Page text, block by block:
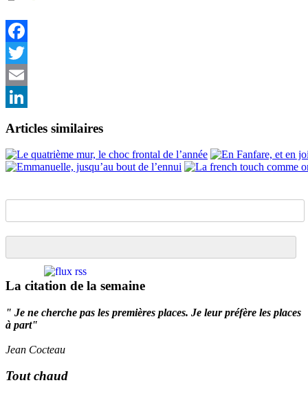
Facebook
Twitter
Email
Articles similaires
La citation de la semaine
" Je ne cherche pas les premières places. Je leur préfère les places
à part"
Jean Cocteau
Tout chaud